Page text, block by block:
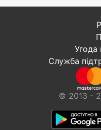
Угода
Служба
© 2013 -